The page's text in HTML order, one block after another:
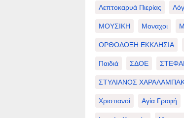
Λεπτοκαρυά Πιερίας
ΜΟΥΣΙΚΗ Μοναχοι
ΟΡΘΟΔΟΞΗ ΕΚΚΛΗΣΙΑ
Παιδιά ΣΔΟΕ
ΣΤΥΛΙΑΝΟΣ
Χριστιανοί Αγία Γραφή